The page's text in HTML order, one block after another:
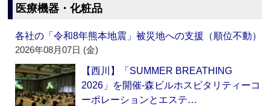
医療機器・化粧品
各社の「令和8年熊本地震」被災地への支援（順位不動）
2026年08月07日 (金)
【西川】「SUMMER BREATHING
2026」を開催‐森ビルホスピタリティーコ
ーポレーションとエステ…